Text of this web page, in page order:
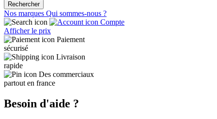
Rechercher
Nos marques Qui sommes-nous ?
Compte
Afficher le prix
Paiement
sécurisé
Livraison
rapide
Des commerciaux
partout en france
Besoin d'aide ?